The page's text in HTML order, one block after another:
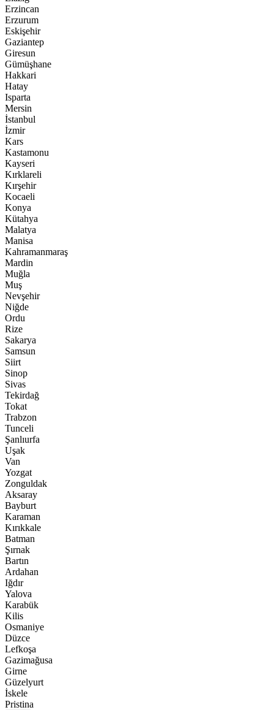
Erzincan
Erzurum
Eskişehir
Gaziantep
Giresun
Gümüşhane
Hakkari
Hatay
Isparta
Mersin
İstanbul
İzmir
Kars
Kastamonu
Kayseri
Kırklareli
Kırşehir
Kocaeli
Konya
Kütahya
Malatya
Manisa
Kahramanmaraş
Mardin
Muğla
Muş
Nevşehir
Niğde
Ordu
Rize
Sakarya
Samsun
Siirt
Sinop
Sivas
Tekirdağ
Tokat
Trabzon
Tunceli
Şanlıurfa
Uşak
Van
Yozgat
Zonguldak
Aksaray
Bayburt
Karaman
Kırıkkale
Batman
Şırnak
Bartın
Ardahan
Iğdır
Yalova
Karabük
Kilis
Osmaniye
Düzce
Lefkoşa
Gazimağusa
Girne
Güzelyurt
İskele
Pristina